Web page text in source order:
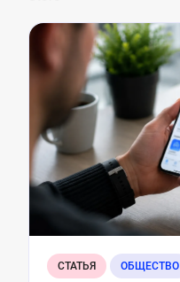
СТАТЬЯ ОБЩЕСТВО